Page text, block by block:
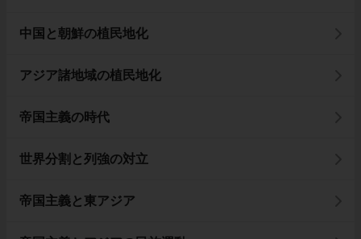
中国と朝鮮の植民地化
アジア諸地域の植民地化
帝国主義の時代
世界分割と列強の対立
帝国主義と東アジア